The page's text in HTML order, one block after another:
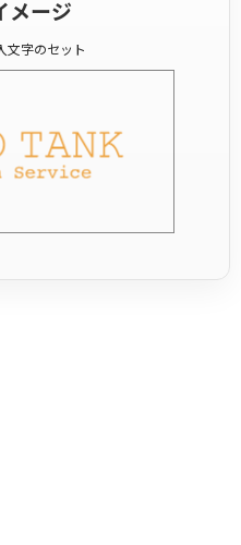
メージ
文字のセット